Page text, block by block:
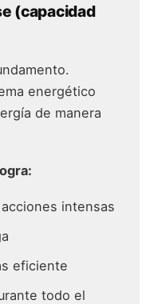
(capacidad
energético
de manera
intensas
eficiente
todo el